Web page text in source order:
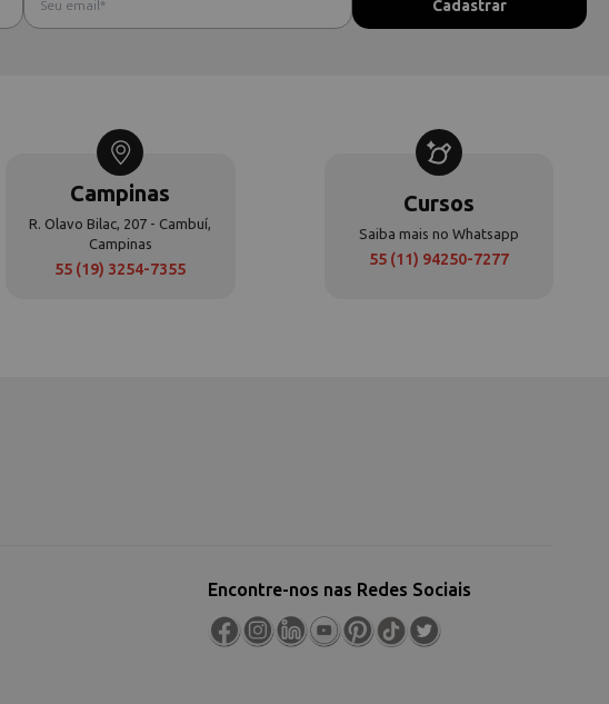
Campinas
R. Olavo Bilac, 207 - Cambuí,
Campinas
55 (19) 3254-7355
Cursos
Saiba mais no Whatsapp
55 (11) 94250-7277
Encontre-nos nas Redes Sociais